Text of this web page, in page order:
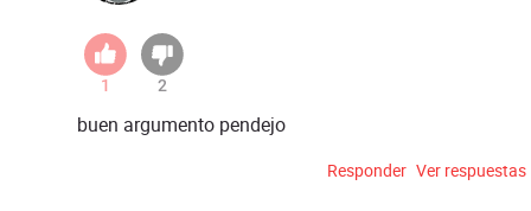
1 2
buen argumento pendejo
Responder Ver respuestas